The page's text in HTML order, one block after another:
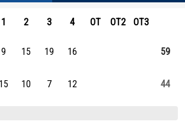
球隊資訊
選手資訊
數據統計
球隊資訊
選手資訊
數據統計
1 2 3 4 OT OT2 OT3
9 15 19 16 59
44
15 10 7 12